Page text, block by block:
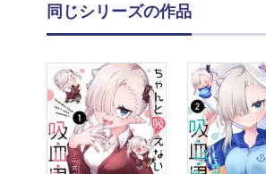
同じシリーズの作品